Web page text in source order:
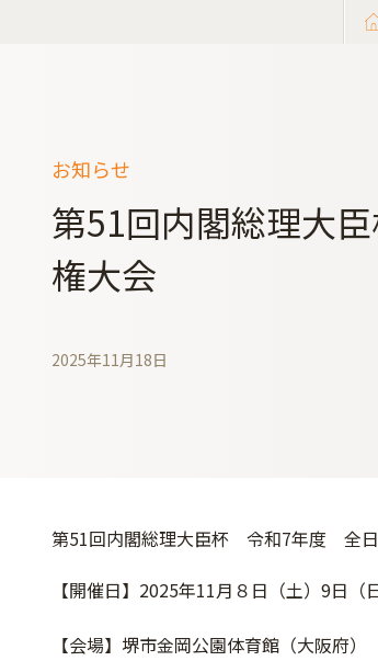
お知らせ
第51回内閣総理大
権大会
2025年11月18日
第51回内閣総理大臣杯 令和7年度 全日
【開催日】2025年11月８日（土）9日（日
【会場】堺市金岡公園体育館（大阪府）